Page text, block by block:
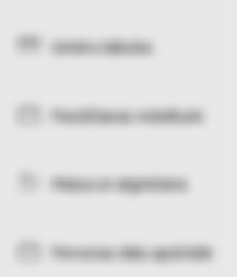
Izmēru tabulas
Pasūtīšanas noteikumi
Maiņa un atgriešana
Personas datu apstrāde